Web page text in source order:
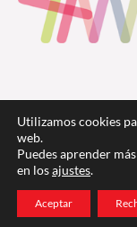
Utilizamos cookies
web.
Puedes aprender
en losajustes.
Aceptar